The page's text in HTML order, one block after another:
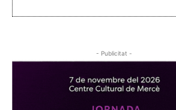
- Publicitat -